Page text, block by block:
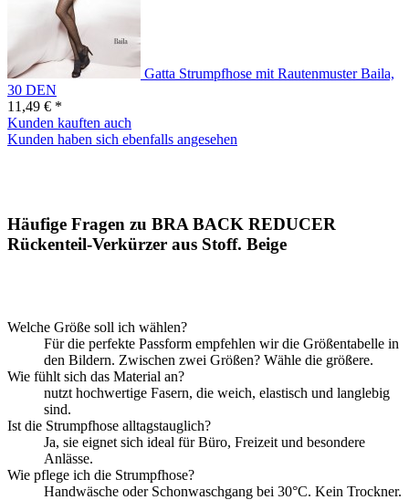
Gatta Strumpfhose mit Rautenmuster Baila,
30 DEN
11,49 € *
Kunden kauften auch
Kunden haben sich ebenfalls angesehen
Häufige Fragen zu BRA BACK REDUCER
Rückenteil-Verkürzer aus Stoff. Beige
Welche Größe soll ich wählen?
Für die perfekte Passform empfehlen wir die Größentabelle in
den Bildern. Zwischen zwei Größen? Wähle die größere.
Wie fühlt sich das Material an?
nutzt hochwertige Fasern, die weich, elastisch und langlebig
sind.
Ist die Strumpfhose alltagstauglich?
Ja, sie eignet sich ideal für Büro, Freizeit und besondere
Anlässe.
Wie pflege ich die Strumpfhose?
Handwäsche oder Schonwaschgang bei 30°C. Kein Trockner.